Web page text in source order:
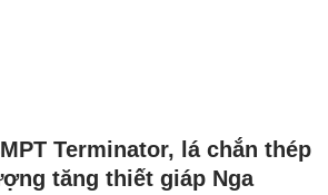
Terminator, lá chắn thép
tăng thiết giáp Nga